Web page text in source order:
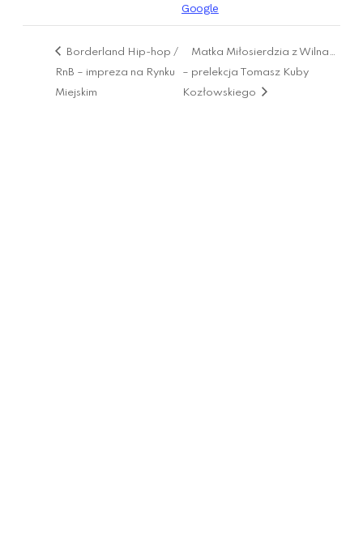
Google
Borderland Hip-hop /
RnB – impreza na Rynku
Miejskim
Matka Miłosierdzia z Wilna…
– prelekcja Tomasz Kuby
Kozłowskiego